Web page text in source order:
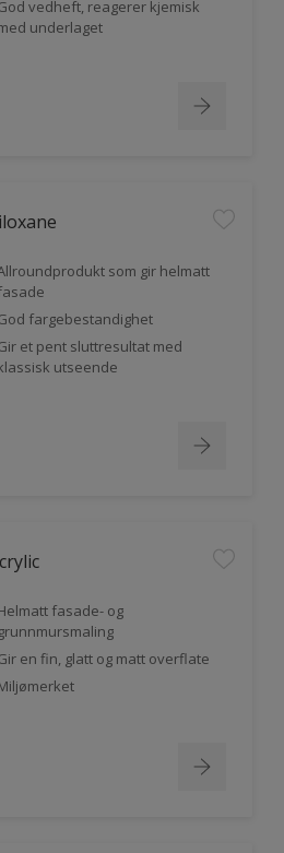
vedheft, reagerer kjemisk
underlaget
som gir helmatt
fargebestandighet
et pent sluttresultat med
utseende
fasade- og
grunnmursmaling
en fin, glatt og matt overflate